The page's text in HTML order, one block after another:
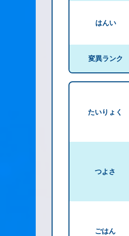
はんい
変異ランク
たいりょく
つよさ
ごはん